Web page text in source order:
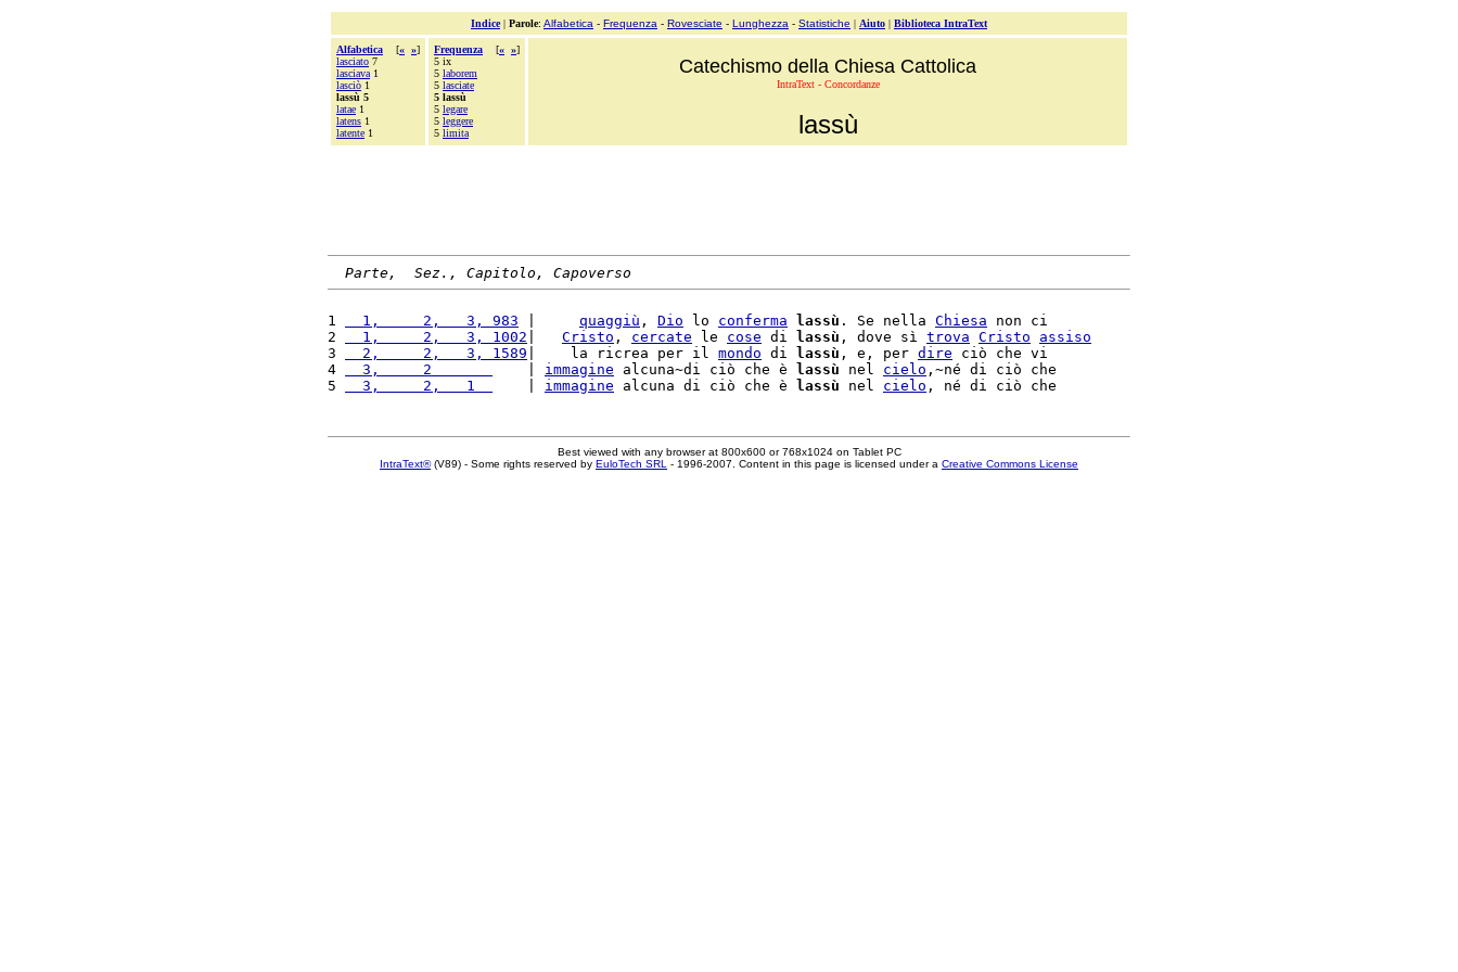
Indice| Parole: Alfabetica - Frequenza - Rovesciate - Lunghezza - Statistiche | Aiuto | Biblioteca IntraText
Alfabetica [« »]
lasciato 7
lasciava 1
lasciò 1
lassù 5
latae 1
latens 1
latente 1
Frequenza [« »]
5 ix
5 laborem
5 lasciate
5 lassù
5 legare
5 leggere
5 limita
Catechismo della Chiesa Cattolica
IntraText - Concordanze
lassù
Parte,  Sez., Capitolo, Capoverso
1
  1,     2,   3, 983
quaggiù , Dio lo conferma lassù . Se nella Chiesa non ci
2
  1,     2,   3, 1002
Cristo , cercate le cose di lassù , dove sì trova Cristo
assiso
3
  2,     2,   3, 1589
|    la ricrea per il mondo di lassù , e, per dire ciò che vi
4
  3,     2
immagine alcuna~di ciò che è lassù nel cielo ,~né di ciò che
5
  3,     2,   1
immagine alcuna di ciò che è lassù nel cielo
Best viewed with any browser at 800x600 or 768x1024 on Tablet PC
IntraText®(V89) - Some rights reserved by EuloTech SRL - 1996-2007. Content in this page is licensed under a Creative Commons License